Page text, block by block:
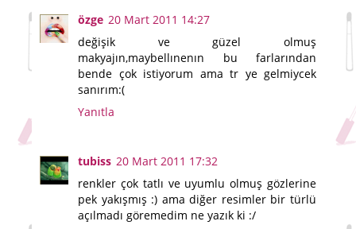
özge 20 Mart 2011 14:27
değişik ve güzel olmuş
makyajın,maybellınenın bu farlarından
bende çok istiyorum ama tr ye gelmiycek
sanırım:(
Yanıtla
tubiss 20 Mart 2011 17:32
renkler çok tatlı ve uyumlu olmuş gözlerine
pek yakışmış :) ama diğer resimler bir türlü
açılmadı göremedim ne yazık ki :/